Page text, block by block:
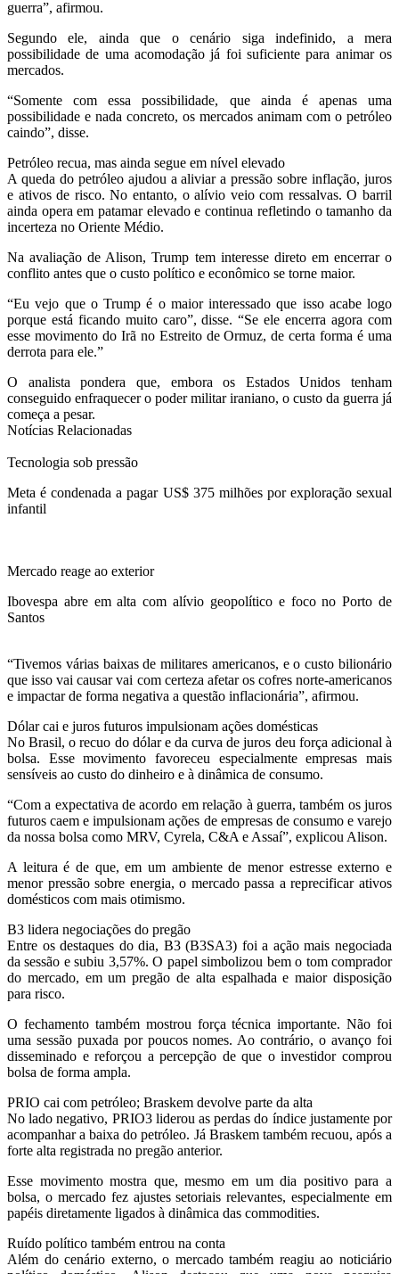
guerra”, afirmou.
Segundo ele, ainda que o cenário siga indefinido, a mera
possibilidade de uma acomodação já foi suficiente para animar os
mercados.
“Somente com essa possibilidade, que ainda é apenas uma
possibilidade e nada concreto, os mercados animam com o petróleo
caindo”, disse.
Petróleo recua, mas ainda segue em nível elevado
A queda do petróleo ajudou a aliviar a pressão sobre inflação, juros
e ativos de risco. No entanto, o alívio veio com ressalvas. O barril
ainda opera em patamar elevado e continua refletindo o tamanho da
incerteza no Oriente Médio.
Na avaliação de Alison, Trump tem interesse direto em encerrar o
conflito antes que o custo político e econômico se torne maior.
“Eu vejo que o Trump é o maior interessado que isso acabe logo
porque está ficando muito caro”, disse. “Se ele encerra agora com
esse movimento do Irã no Estreito de Ormuz, de certa forma é uma
derrota para ele.”
O analista pondera que, embora os Estados Unidos tenham
conseguido enfraquecer o poder militar iraniano, o custo da guerra já
começa a pesar.
Notícias Relacionadas
Tecnologia sob pressão
Meta é condenada a pagar US$ 375 milhões por exploração sexual
infantil
Mercado reage ao exterior
Ibovespa abre em alta com alívio geopolítico e foco no Porto de
Santos
“Tivemos várias baixas de militares americanos, e o custo bilionário
que isso vai causar vai com certeza afetar os cofres norte-americanos
e impactar de forma negativa a questão inflacionária”, afirmou.
Dólar cai e juros futuros impulsionam ações domésticas
No Brasil, o recuo do dólar e da curva de juros deu força adicional à
bolsa. Esse movimento favoreceu especialmente empresas mais
sensíveis ao custo do dinheiro e à dinâmica de consumo.
“Com a expectativa de acordo em relação à guerra, também os juros
futuros caem e impulsionam ações de empresas de consumo e varejo
da nossa bolsa como MRV, Cyrela, C&A e Assaí”, explicou Alison.
A leitura é de que, em um ambiente de menor estresse externo e
menor pressão sobre energia, o mercado passa a reprecificar ativos
domésticos com mais otimismo.
B3 lidera negociações do pregão
Entre os destaques do dia, B3 (B3SA3) foi a ação mais negociada
da sessão e subiu 3,57%. O papel simbolizou bem o tom comprador
do mercado, em um pregão de alta espalhada e maior disposição
para risco.
O fechamento também mostrou força técnica importante. Não foi
uma sessão puxada por poucos nomes. Ao contrário, o avanço foi
disseminado e reforçou a percepção de que o investidor comprou
bolsa de forma ampla.
PRIO cai com petróleo; Braskem devolve parte da alta
No lado negativo, PRIO3 liderou as perdas do índice justamente por
acompanhar a baixa do petróleo. Já Braskem também recuou, após a
forte alta registrada no pregão anterior.
Esse movimento mostra que, mesmo em um dia positivo para a
bolsa, o mercado fez ajustes setoriais relevantes, especialmente em
papéis diretamente ligados à dinâmica das commodities.
Ruído político também entrou na conta
Além do cenário externo, o mercado também reagiu ao noticiário